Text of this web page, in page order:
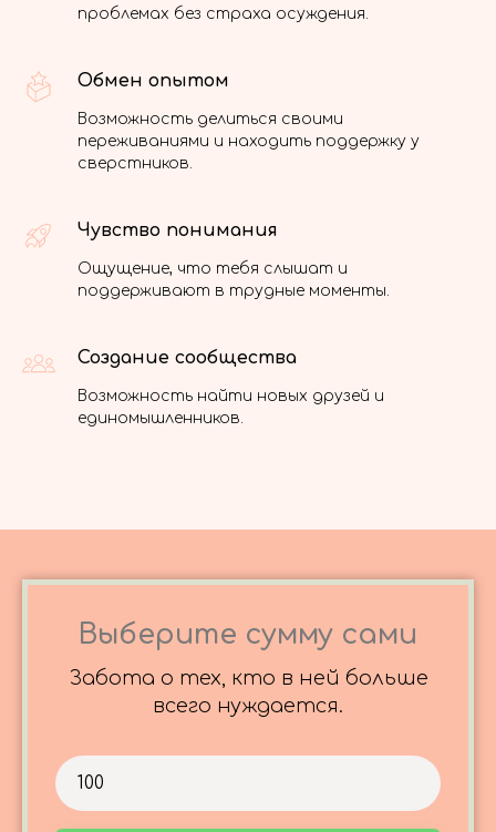
проблемах без страха осуждения.
Обмен опытом
Возможность делиться своими
переживаниями и находить поддержку у
сверстников.
Чувство понимания
Ощущение, что тебя слышат и
поддерживают в трудные моменты.
Создание сообщества
Возможность найти новых друзей и
единомышленников.
Выберите сумму сами
Забота о тех, кто в ней больше
всего нуждается.